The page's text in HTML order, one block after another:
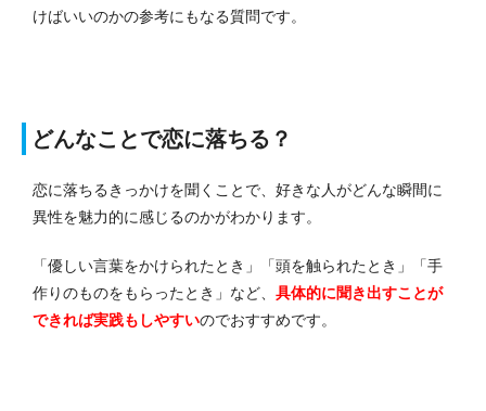
けばいいのかの参考にもなる質問です。
どんなことで恋に落ちる？
恋に落ちるきっかけを聞くことで、好きな人がどんな瞬間に
異性を魅力的に感じるのかがわかります。
「優しい言葉をかけられたとき」「頭を触られたとき」「手
作りのものをもらったとき」 など、 具体的に聞き出すことが
できれば実践もしやすいのでおすすめです。